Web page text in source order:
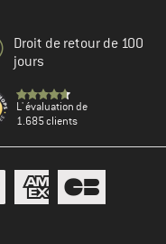
Droit de retour de 100
jours
L' évaluation de
1.685 clients